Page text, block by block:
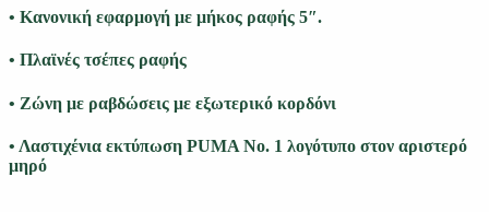
• Κανονική εφαρμογή με μήκος ραφής 5″.
• Πλαϊνές τσέπες ραφής
• Ζώνη με ραβδώσεις με εξωτερικό κορδόνι
• Λαστιχένια εκτύπωση PUMA No. 1 λογότυπο στον αριστερό
μηρό